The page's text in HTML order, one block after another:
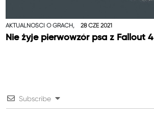
AKTUALNOŚCI O GRACH, 28 CZE 2021
Nie żyje pierwowzór psa z Fallout 4
Subscribe